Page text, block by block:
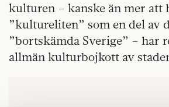
kulturen – kanske än mer att
”kultureliten” som en del av
”bortskämda Sverige” – har
allmän kulturbojkott av